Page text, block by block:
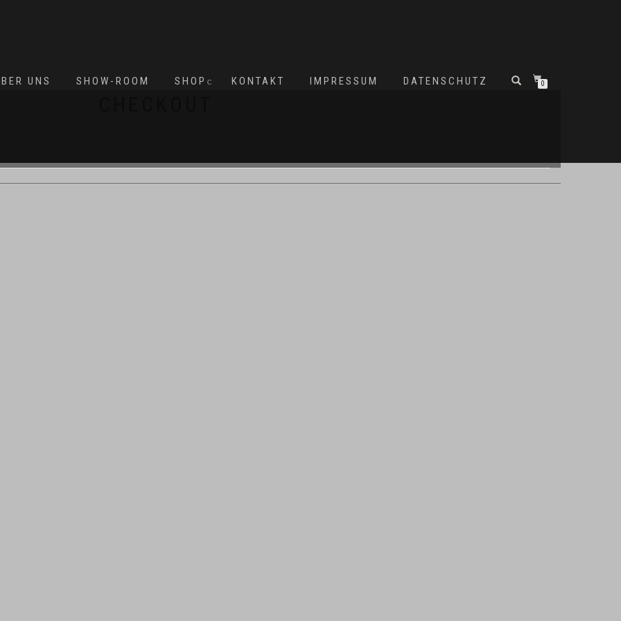
UNS SHOW-ROOM SHOP KONTAKT IMPRESSUM DATENSCHUTZ 0